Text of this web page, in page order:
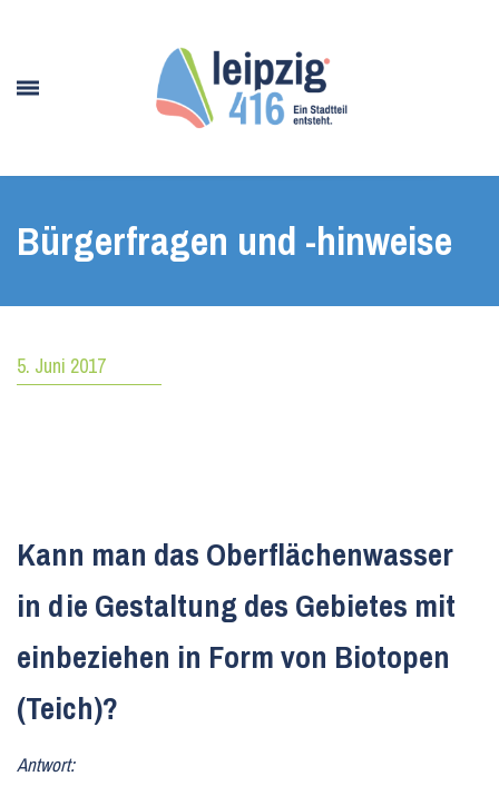
Bürgerfragen und -hinweise
5. Juni 2017
Kann man das Oberflächenwasser
in die Gestaltung des Gebietes mit
einbeziehen in Form von Biotopen
(Teich)?
Antwort: